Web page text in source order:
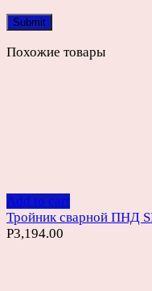
Похожие товары
Add to cart
Тройник сварной ПНД
Р3,194.00